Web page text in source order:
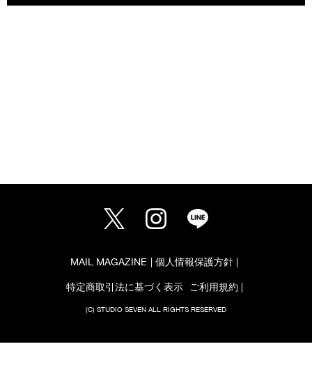
MAIL MAGAZINE 個人情報保護方針
特定商取引法に基づく表示 ご利用規約
(C) STUDIO SEVEN ALL RIGHTS RESERVED